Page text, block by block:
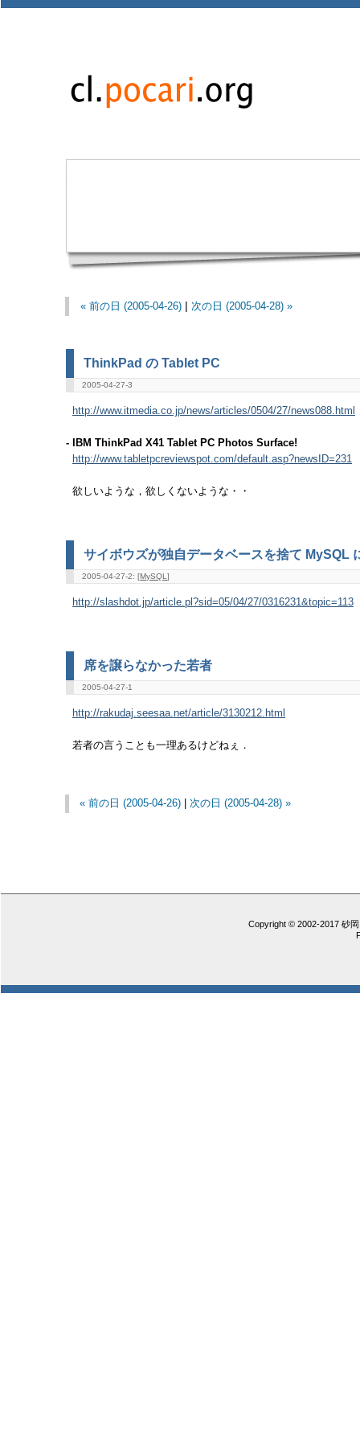
« 前の日 (2005-04-26)| 次の日 (2005-04-28) »
ThinkPad の Tablet PC
2005-04-27-3
http://www.itmedia.co.jp/news/articles/0504/27/news088.html
- IBM ThinkPad X41 Tablet PC Photos Surface!
http://www.tabletpcreviewspot.com/default.asp?newsID=231
欲しいような，欲しくないような・・
サイボウズが独自データベースを捨て MySQL
2005-04-27-2: [MySQL]
http://slashdot.jp/article.pl?sid=05/04/27/0316231&topic=113
席を譲らなかった若者
2005-04-27-1
http://rakudaj.seesaa.net/article/3130212.html
若者の言うことも一理あるけどねぇ．
« 前の日 (2005-04-26) |次の日 (2005-04-28) »
Copyright © 2002-2017 砂